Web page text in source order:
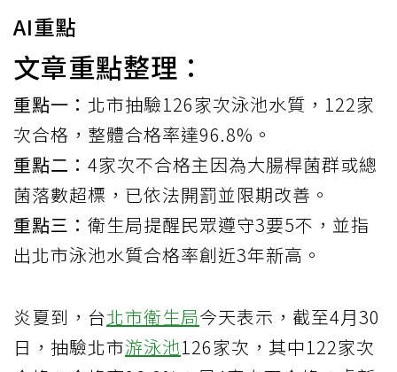
AI重點
文章重點整理：
重點一： 北市抽驗126家次泳池水質，122家
次合格，整體合格率達96.8%。
重點二： 4家次不合格主因為大腸桿菌群或總
菌落數超標，已依法開罰並限期改善。
重點三： 衛生局提醒民眾遵守3要5不，並指
出北市泳池水質合格率創近3年新高。
炎夏到，台北市衛生局今天表示，截至4月30
日，抽驗北市游泳池126家次，其中122家次